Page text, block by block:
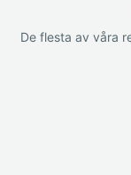
De flesta av våra